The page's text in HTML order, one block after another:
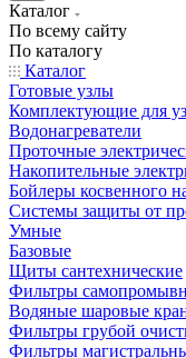
Каталог
По всему сайту
По каталогу
Каталог
Готовые узлы
Комплектующие для
Водонагреватели
Проточные
Накопительные
Бойлеры косвенного
Системы защиты от
Умные
Базовые
Щиты сантехнические
Фильтры
Водяные шаровые
Фильтры грубой
Фильтры